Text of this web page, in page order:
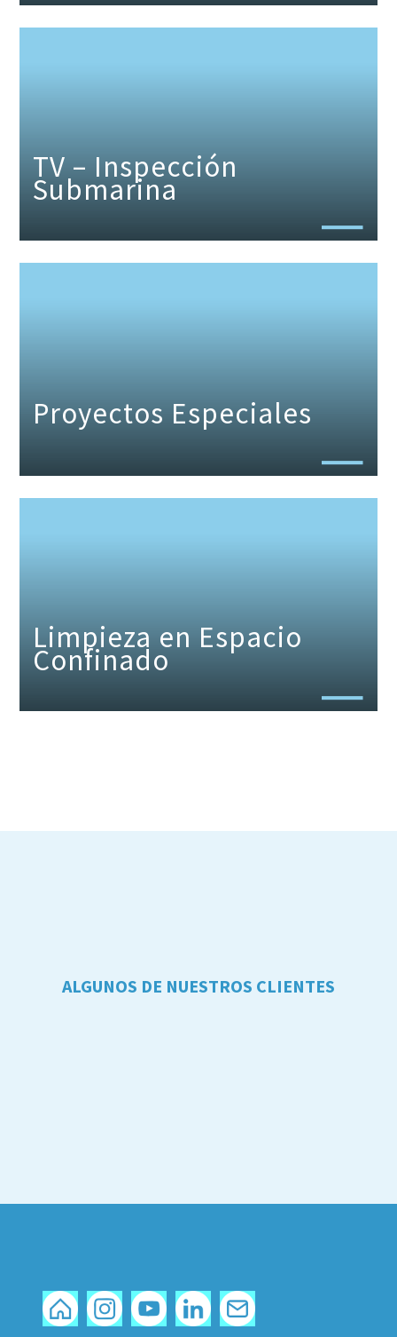
TV – Inspección
Submarina
Proyectos Especiales
Limpieza en Espacio
Confinado
ALGUNOS DE NUESTROS CLIENTES